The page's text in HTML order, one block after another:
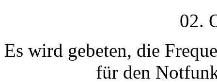
02.
Es wird gebeten, die
für den